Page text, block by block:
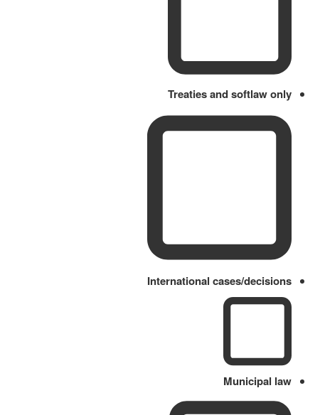
Treaties and softlaw only
International cases/decisions
Municipal law